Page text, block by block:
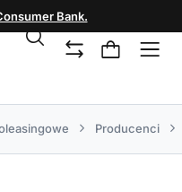
Bank.
Producenci